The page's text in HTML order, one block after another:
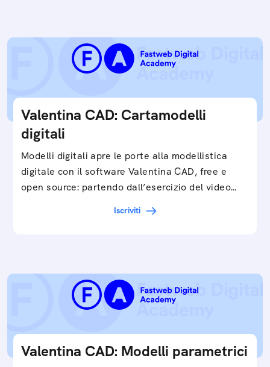
Valentina CAD: Cartamodelli
digitali
Modelli digitali apre le porte alla modellistica
digitale con il software Valentina CAD, free e
open source: partendo dall’esercizio del video…
Iscriviti
Valentina CAD: Modelli parametrici